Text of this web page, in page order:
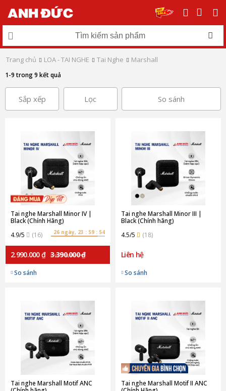
Trang chủ LOA - TAI NGHE Tai Nghe Marshall
1-9 trong 9 kết quả
Sắp xếp Lọc So sánh
Tai nghe Marshall Minor IV |
Black (Chính Hãng)
4.9/5
(16) 26 ngày, 23 : 59 : 53
2.990.000 ₫ 3.390.000 ₫
So sánh
Tai nghe Marshall Minor III |
Black (Chính hãng)
4.5/5
(18)
Liên hệ
So sánh
Tai nghe Marshall Motif ANC
Tai nghe Marshall Motif II ANC